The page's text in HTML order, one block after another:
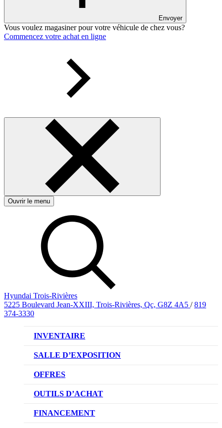
Envoyer
Vous voulez magasiner pour votre véhicule de chez vous?
Commencez votre achat en ligne
Ouvrir le menu
Hyundai Trois-Rivières
5225 Boulevard Jean-XXIII, Trois-Rivières, Qc, G8Z 4A5 / 819
374-3330
INVENTAIRE
VÉHICULES NEUFS
VÉHICULES D’OCCASION
SALLE D’EXPOSITION
OFFRES
OFFRE DE VÉHICULES NEUFS
OFFRES DU CONCESSIONNAIRE
OUTILS D’ACHAT
CL!QUEZ ET ACHETEZ HYUNDAI
FINANCEMENT